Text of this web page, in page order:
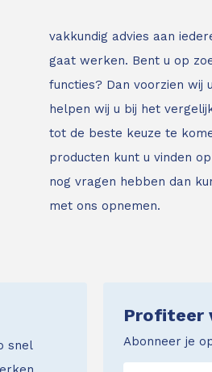
vakkundig advies aan
gaat werken. Bent u op
functies? Dan voorzien wij
helpen wij u bij het
tot de beste keuze te
producten kunt u vinden
nog vragen hebben dan
met ons opnemen.
snel
Profiteer
Abonneer je